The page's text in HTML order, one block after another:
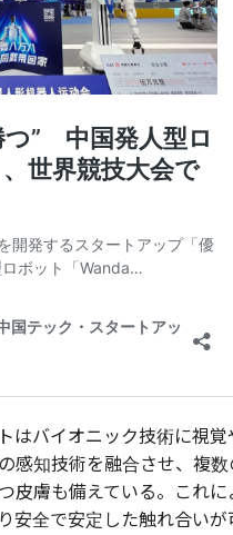
はバイオニック技術に視覚
感知技術を融合させ、複数
皮膚も備えている。これに
安全で安定した触れ合いが